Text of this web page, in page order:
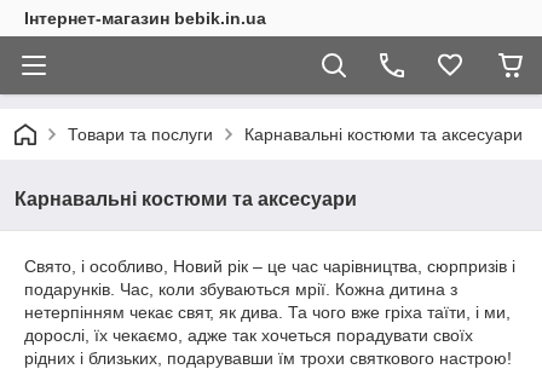
Інтернет-магазин bebik.in.ua
Товари та послуги Карнавальні костюми та аксесуари
Карнавальні костюми та аксесуари
Свято, і особливо, Новий рік – це час чарівництва, сюрпризів і
подарунків. Час, коли збуваються мрії. Кожна дитина з
нетерпінням чекає свят, як дива. Та чого вже гріха таїти, і ми,
дорослі, їх чекаємо, адже так хочеться порадувати своїх
рідних і близьких, подарувавши їм трохи святкового настрою!